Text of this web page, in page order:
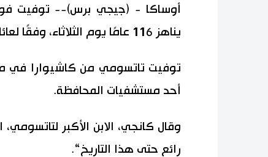
أوساكا - (جيجي برس)-- توفيت
يناهز 116 عامًا يوم الثلاثاء، وفقًا لعائلتها.
توفيت تاتسومي من كاشيوارا في
أحد مستشفيات المحافظة.
رائع حتى هذا التاريخ“.